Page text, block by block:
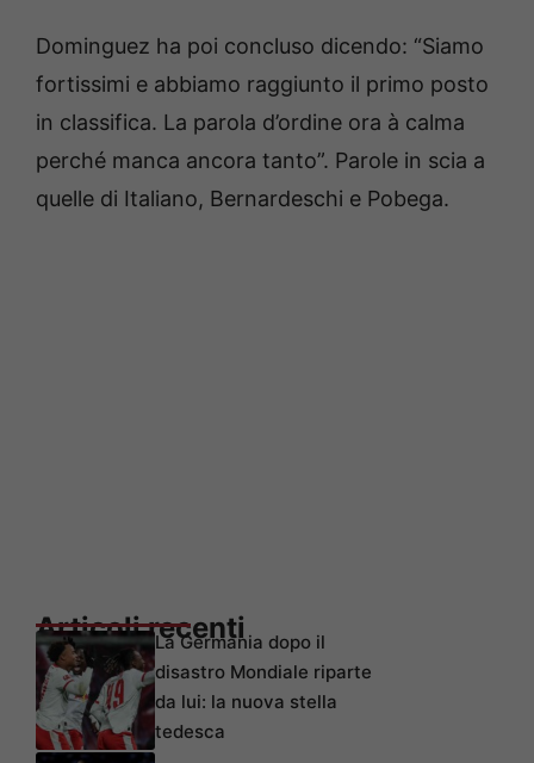
Dominguez ha poi concluso dicendo: “Siamo
fortissimi e abbiamo raggiunto il primo posto
in classifica. La parola d’ordine ora à calma
perché manca ancora tanto”. Parole in scia a
quelle di Italiano, Bernardeschi e Pobega.
Articoli recenti
La Germania dopo il
disastro Mondiale riparte
da lui: la nuova stella
tedesca